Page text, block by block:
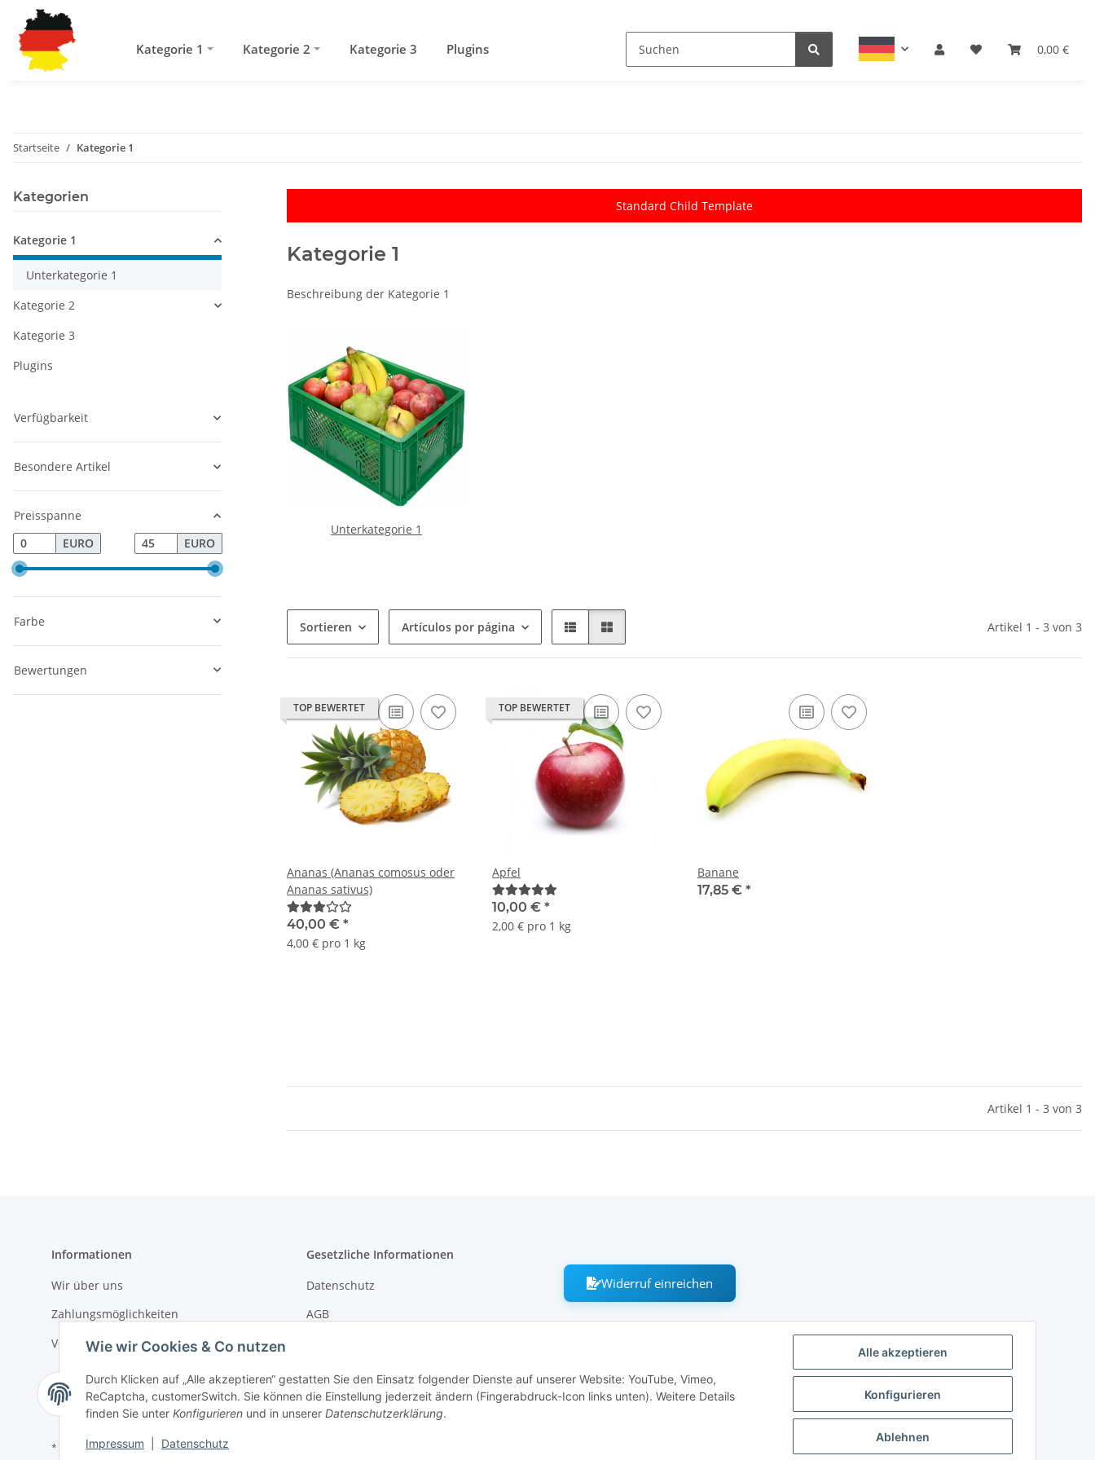
Alle akzeptieren
Konfigurieren
Ablehnen
Wie wir Cookies & Co nutzen
Durch Klicken auf „Alle akzeptieren“ gestatten Sie den Einsatz folgender Dienste auf unserer Website: YouTube, Vimeo,
ReCaptcha, customerSwitch. Sie können die Einstellung jederzeit ändern (Fingerabdruck-Icon links unten). Weitere Details
finden Sie unter Konfigurieren und in unserer Datenschutzerklärung.
Impressum Datenschutz
0,00 €
Kategorie 1 Kategorie 2 Kategorie 3 Plugins
Startseite Kategorie 1
Standard Child Template
Kategorie 1
Beschreibung der Kategorie 1
Unterkategorie 1
Sortieren Artículos por página Artikel 1 - 3 von 3
TOP BEWERTET
Ananas (Ananas comosus oder
Ananas sativus)
40,00 € *
4,00 € pro 1 kg
TOP BEWERTET
Apfel
10,00 € *
2,00 € pro 1 kg
Banane
17,85 € *
Artikel 1 - 3 von 3
Kategorien
Kategorie 1
Unterkategorie 1
Kategorie 2
Kategorie 3
Plugins
Verfügbarkeit
Besondere Artikel
Preisspanne
EURO
EURO
Farbe
Bewertungen
Informationen
Wir über uns
Zahlungsmöglichkeiten
Versandinformationen
Gesetzliche Informationen
Datenschutz
AGB
Impressum
Widerrufsrecht
Widerruf einreichen
* Alle Preise inkl. gesetzlicher USt., zzgl.